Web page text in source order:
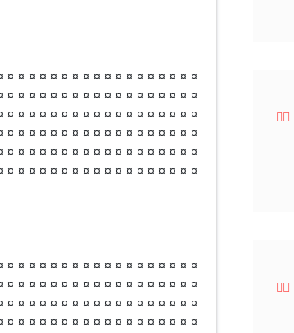
¤ ¤ ¤ ¤ ¤ ¤ ¤ ¤ ¤ ¤ ¤ ¤ ¤ ¤ ¤ ¤ ¤ ¤
¤ ¤ ¤ ¤ ¤ ¤ ¤ ¤ ¤ ¤ ¤ ¤ ¤ ¤ ¤ ¤ ¤ ¤
¤ ¤ ¤ ¤ ¤ ¤ ¤ ¤ ¤ ¤ ¤ ¤ ¤ ¤ ¤ ¤ ¤ ¤
¤ ¤ ¤ ¤ ¤ ¤ ¤ ¤ ¤ ¤ ¤ ¤ ¤ ¤ ¤ ¤ ¤ ¤
¤ ¤ ¤ ¤ ¤ ¤ ¤ ¤ ¤ ¤ ¤ ¤ ¤ ¤ ¤ ¤ ¤ ¤
¤ ¤ ¤ ¤ ¤ ¤ ¤ ¤ ¤ ¤ ¤ ¤ ¤ ¤ ¤ ¤ ¤ ¤
¤ ¤ ¤ ¤ ¤ ¤ ¤ ¤ ¤ ¤ ¤ ¤ ¤ ¤ ¤ ¤ ¤ ¤
¤ ¤ ¤ ¤ ¤ ¤ ¤ ¤ ¤ ¤ ¤ ¤ ¤ ¤ ¤ ¤ ¤ ¤
¤ ¤ ¤ ¤ ¤ ¤ ¤ ¤ ¤ ¤ ¤ ¤ ¤ ¤ ¤ ¤ ¤ ¤
¤ ¤ ¤ ¤ ¤ ¤ ¤ ¤ ¤ ¤ ¤ ¤ ¤ ¤ ¤ ¤ ¤ ¤